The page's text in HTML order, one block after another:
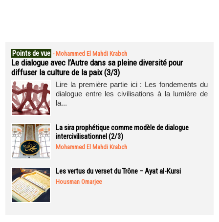
Points de vue - Mohammed El Mahdi Krabch
Le dialogue avec l’Autre dans sa pleine diversité pour
diffuser la culture de la paix (3/3)
Lire la première partie ici : Les fondements du
dialogue entre les civilisations à la lumière de
la...
La sira prophétique comme modèle de dialogue
intercivilisationnel (2/3)
Mohammed El Mahdi Krabch
Les vertus du verset du Trône – Ayat al-Kursi
Housman Omarjee